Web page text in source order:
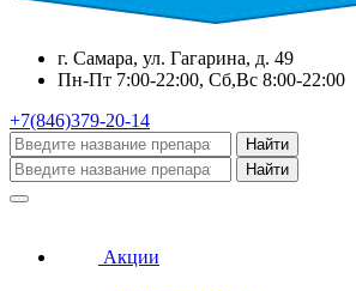
г. Самара, ул. Гагарина, д. 49
Пн-Пт 7:00-22:00, Сб,Вс 8:00-22:00
+7(846)379-20-14
Найти
Найти
Акции